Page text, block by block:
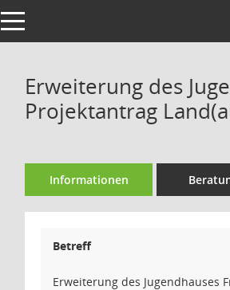
Toggle navigation
Erweiterung des
Projektantrag
Informationen
Betreff
Erweiterung des Jugendhauses